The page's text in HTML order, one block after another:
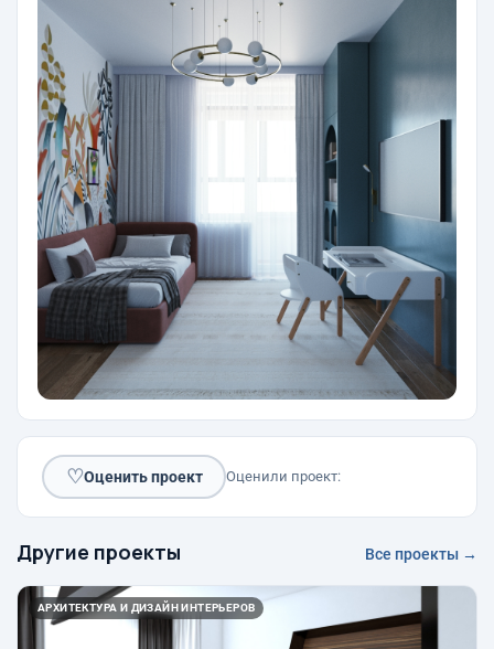
♡Оценить проект Оценили проект:
Другие проекты Все проекты →
АРХИТЕКТУРА И ДИЗАЙН ИНТЕРЬЕРОВ